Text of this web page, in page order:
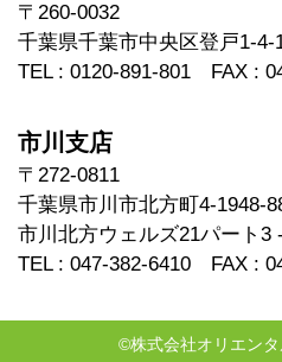
〒260-0032
千葉県千葉市中央区登戸1-4-
TEL : 0120-891-801 FAX :
市川支店
〒272-0811
千葉県市川市北方町4-1948-
市川北方ウェルズ21パート3
TEL : 047-382-6410 FAX :
©株式会社オリエン